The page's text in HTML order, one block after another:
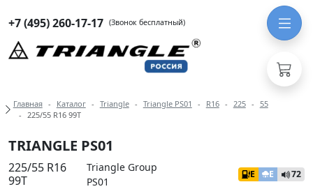
+7 (495) 260-17-17 (Звонок бесплатный)
Навигация по разделам модели
Главная Каталог Triangle Triangle PS01 R16 225
55
225/55 R16 99T
TRIANGLE PS01
225/55 R16
99T
Triangle Group
PS01
E E 72